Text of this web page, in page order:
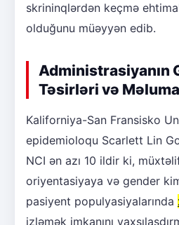
skrininqlərdən keçmə
olduğunu müəyyən edib.
Administrasiyanın
Təsirləri və
Kaliforniya-San Fransisko
epidemioloqu Scarlett Lin
NCI ən azı 10 ildir ki,
oriyentasiyaya və gender
pasiyent populyasiyalarında
izləmək imkanını